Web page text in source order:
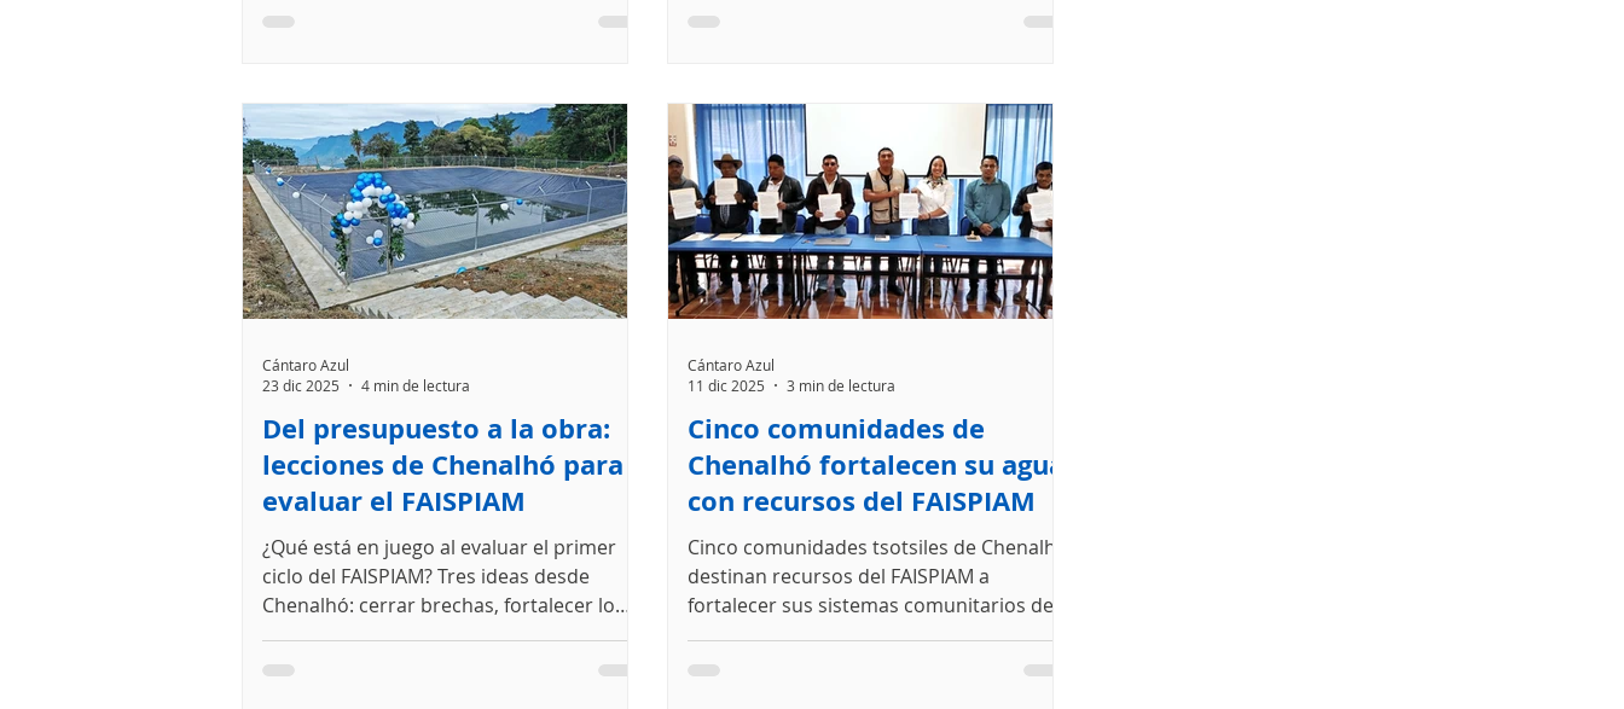
inauguración del sistema de agua de
dicho programa. Esta actividad busca
visibilizar y reconocer los avances, retos y
oportunidades que se tuvieron para
impulsar ambientes escolares saludables
en los centros escolares; así como
generar un espaci
reconocimiento en aplicación efectiva de
Del presupuesto a la obra:
lecciones de Chenalhó para
evaluar el FAISPIAM
¿Qué está en juego al evaluar el primer
ciclo del FAISPIAM? Tres ideas desde
Chenalhó: cerrar brechas, fortalecer lo
comunitario y poner el agua al centro de
la vida cotidiana.
Cántaro Azul
23 dic 2025
4 min de lectura
Cinco comunidades de
Chenalhó fortalecen su agua
con recursos del FAISPIAM
Cinco comunidades tsotsiles de Chenalhó
destinan recursos del FAISPIAM a
fortalecer sus sistemas comunitarios de
agua, a través de Secretaría de Bienestar
y en coinversión con Cántaro Azul
Cántaro Azul
11 dic 2025
3 min de lectura